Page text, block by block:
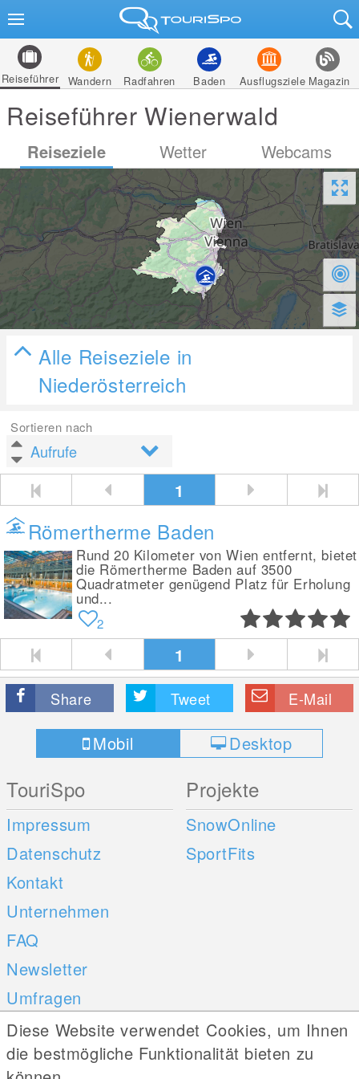
Reiseführer Wandern Radfahren Baden Ausflugsziele Magazin
Reiseführer Wienerwald
Reiseziele Wetter Webcams
Alle Reiseziele in
Niederösterreich
Sortieren nach
1
Römertherme Baden
Rund 20 Kilometer von Wien entfernt, bietet
die Römertherme Baden auf 3500
Quadratmeter genügend Platz für Erholung
und...
2
1
Share Tweet E-Mail
Mobil Desktop
TouriSpo
Impressum
Datenschutz
Kontakt
Unternehmen
FAQ
Newsletter
Umfragen
Projekte
SnowOnline
SportFits
Mobile Apps Social Web
Diese Website verwendet Cookies, um Ihnen
die bestmögliche Funktionalität bieten zu